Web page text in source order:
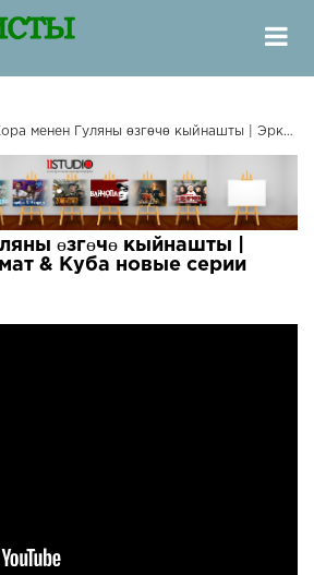
менен Гуляны өзгөчө кыйнашты | Эрке Сары | Самат & Куба
өзгөчө кыйнашты |
& Куба новые серии